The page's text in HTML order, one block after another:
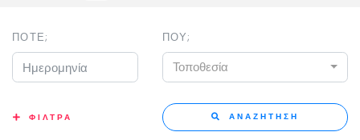
ΠΟΤΕ; ΠΟΥ;
Τοποθεσία
ΦΙΛΤΡΑ ΑΝΑΖΗΤΗΣΗ